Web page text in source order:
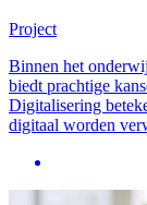
Project
Binnen het
biedt prachtige
Digitalisering
digitaal worden